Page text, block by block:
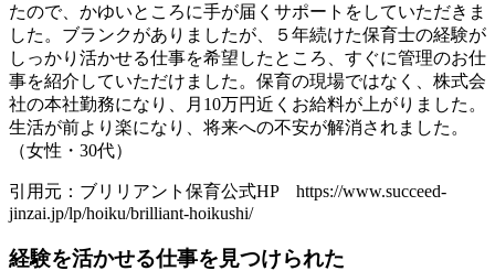
たので、かゆいところに手が届くサポートをしていただきま
した。ブランクがありましたが、５年続けた保育士の経験が
しっかり活かせる仕事を希望したところ、すぐに管理のお仕
事を紹介していただけました。保育の現場ではなく、株式会
社の本社勤務になり、月10万円近くお給料が上がりました。
生活が前より楽になり、将来への不安が解消されました。
（女性・30代）
引用元：ブリリアント保育公式HP https://www.succeed-
jinzai.jp/lp/hoiku/brilliant-hoikushi/
経験を活かせる仕事を見つけられた